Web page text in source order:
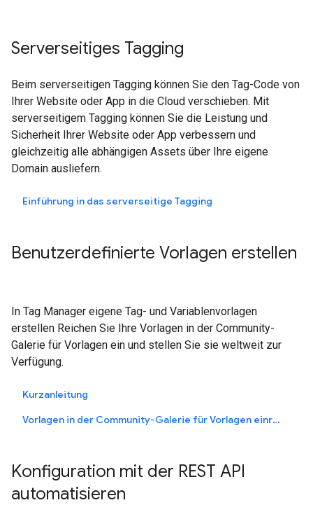
Serverseitiges Tagging
Beim serverseitigen Tagging können Sie den Tag-Code von
Ihrer Website oder App in die Cloud verschieben. Mit
serverseitigem Tagging können Sie die Leistung und
Sicherheit Ihrer Website oder App verbessern und
gleichzeitig alle abhängigen Assets über Ihre eigene
Domain ausliefern.
Einführung in das serverseitige Tagging
Benutzerdefinierte Vorlagen erstellen
In Tag Manager eigene Tag- und Variablenvorlagen
erstellen Reichen Sie Ihre Vorlagen in der Community-
Galerie für Vorlagen ein und stellen Sie sie weltweit zur
Verfügung.
Kurzanleitung
Vorlagen in der Community-Galerie für Vorlagen einreichen
Konfiguration mit der REST API
automatisieren